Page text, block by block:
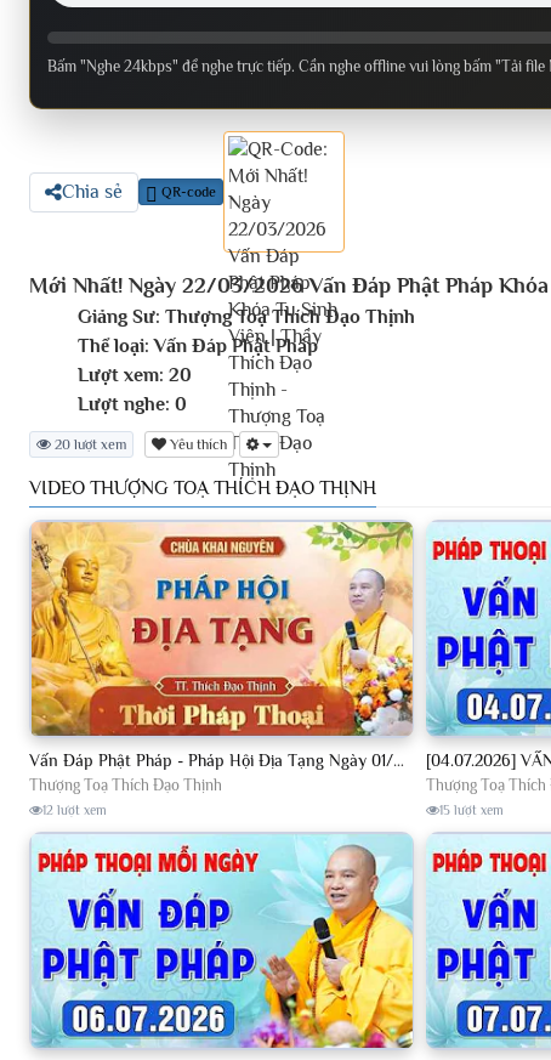
Bấm "Nghe 24kbps" để nghe trực tiếp. Cần nghe offline vui lòng bấm "Tải file
Chia sẻ QR-code
Mới Nhất! Ngày 22/03/2026 Vấn Đáp Phật Pháp
Giảng Sư: Thượng Toạ Thích Đạo Thịnh
Thể loại: Vấn Đáp Phật Pháp
Lượt xem: 20
Lượt nghe: 0
20 lượt xem Yêu thích
VIDEO THƯỢNG TOẠ THÍCH ĐẠO THỊNH
Vấn Đáp Phật Pháp - Pháp Hội Địa Tạng Ngày 01/08/2026│TT. Thích Đạo Thịnh
Thượng Toạ Thích Đạo Thịnh
12 lượt xem
Thượng Toạ
15 lượt xem